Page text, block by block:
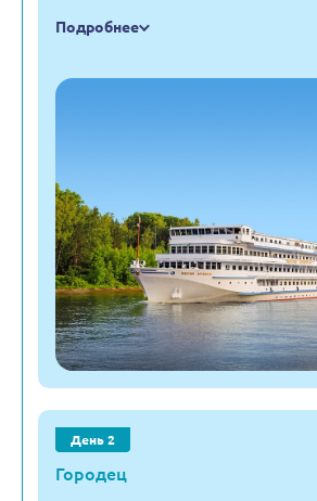
Подробнее
День 2
Городец